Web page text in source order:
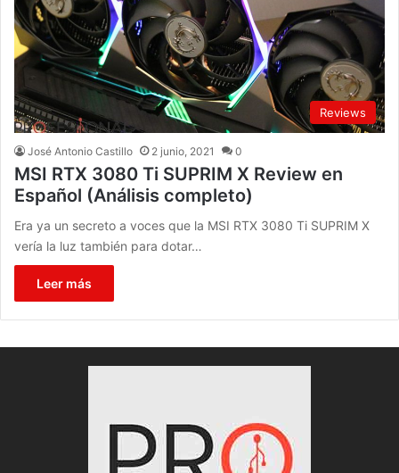
Reviews
José Antonio Castillo 2 junio, 2021 0
MSI RTX 3080 Ti SUPRIM X Review en
Español (Análisis completo)
Era ya un secreto a voces que la MSI RTX 3080 Ti SUPRIM X
vería la luz también para dotar…
Leer más